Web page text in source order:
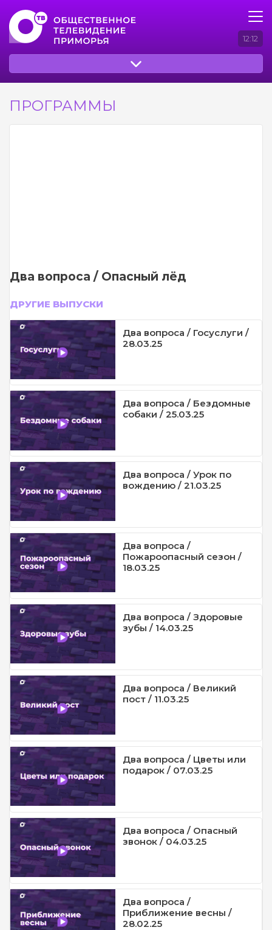
12:12
ПРОГРАММЫ
Два вопроса / Опасный лёд
ДРУГИЕ ВЫПУСКИ
Два вопроса / Госуслуги /
28.03.25
Два вопроса / Бездомные
собаки / 25.03.25
Два вопроса / Урок по
вождению / 21.03.25
Два вопроса /
Пожароопасный сезон /
18.03.25
Два вопроса / Здоровые
зубы / 14.03.25
Два вопроса / Великий
пост / 11.03.25
Два вопроса / Цветы или
подарок / 07.03.25
Два вопроса / Опасный
звонок / 04.03.25
Два вопроса /
Приближение весны /
28.02.25